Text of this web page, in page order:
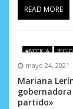
d
a
s
READ MORE
#NOTICIA
mayo 24, 2021
Mariana
partido»